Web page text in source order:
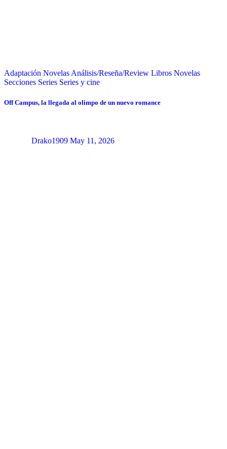
Adaptación Novelas Análisis/Reseña/Review Libros Novelas
Secciones Series Series y cine
Off Campus, la llegada al olimpo de un nuevo romance
Drako1909 May 11, 2026